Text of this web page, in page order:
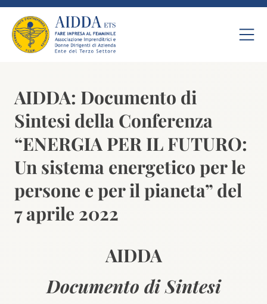
AIDDA: Documento di
Sintesi della Conferenza
“ENERGIA PER IL FUTURO:
Un sistema energetico per le
persone e per il pianeta” del
7 aprile 2022
AIDDA
Documento di Sintesi